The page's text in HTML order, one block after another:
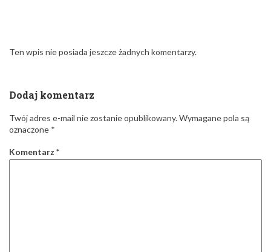
Ten wpis nie posiada jeszcze żadnych komentarzy.
Dodaj komentarz
Twój adres e-mail nie zostanie opublikowany.Wymagane pola są
oznaczone *
Komentarz *